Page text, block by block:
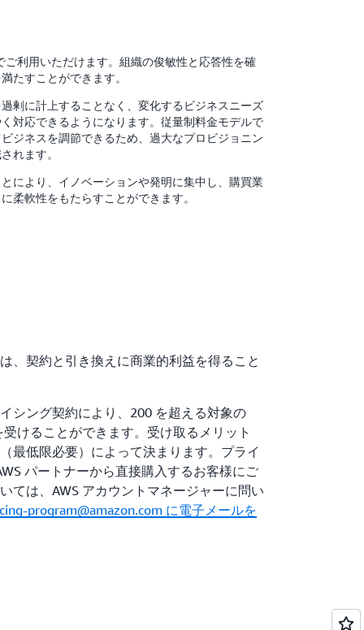
ご利用いただけます。組織の俊敏性と応答性を確
たすことができます。
剰に計上することなく、変化するビジネスニーズ
対応できるようになります。従量制料金モデルで
ジネスを調節できるため、過大なプロビジョニン
れます。
により、イノベーションや発明に集中し、購買業
柔軟性をもたらすことができます。
、契約と引き換えに商業的利益を得ること
シング契約により、200 を超える対象の
けることができます。受け取るメリット
最低限必要）によって決まります。プライ
パートナーから直接購入するお客様にご
ては、AWS アカウントマネージャーに問い
program@amazon.com に電子メールを